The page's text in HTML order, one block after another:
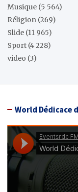
Musique (5 564)
Réligion (269)
Slide (11 965)
Sport (4 228)
video (3)
World Dédicace